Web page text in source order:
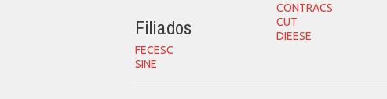
Filiados
CONTRACS
CUT
DIEESE
FECESC
SINE